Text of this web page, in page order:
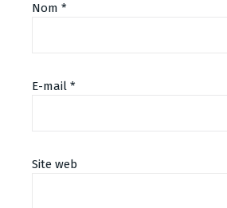
Nom *
E-mail *
Site web